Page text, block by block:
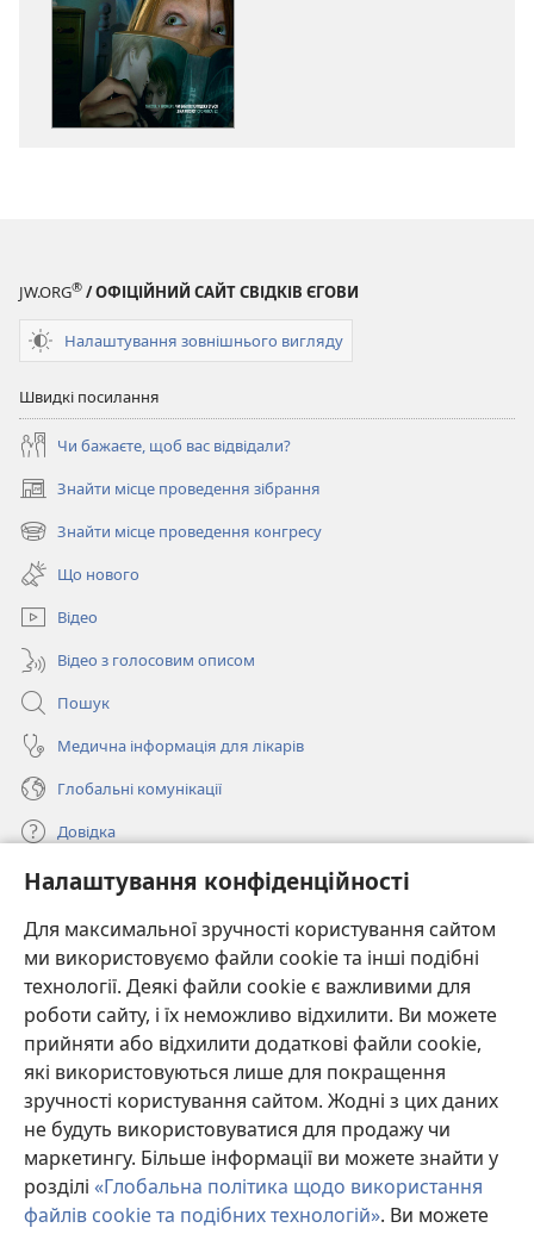
Налаштування конфіденційності
Для максимальної зручності користування сайтом
ми використовуємо файли cookie та інші подібні
технології. Деякі файли cookie є важливими для
роботи сайту, і їх неможливо відхилити. Ви можете
прийняти або відхилити додаткові файли cookie,
які використовуються лише для покращення
зручності користування сайтом. Жодні з цих даних
не будуть використовуватися для продажу чи
маркетингу. Більше інформації ви можете знайти у
розділі «Глобальна політика щодо використання
файлів cookie та подібних технологій». Ви можете
JW.ORG® / ОФІЦІЙНИЙ САЙТ СВІДКІВ ЄГОВИ
Налаштування зовнішнього вигляду
Швидкі посилання
Чи бажаєте, щоб вас відвідали?
Знайти місце проведення зібрання
(відкривається
у
новому
вікні)
Знайти місце проведення конгресу
(відкривається
новому
вікні)
Що нового
Відео
Відео з голосовим описом
Пошук
Медична інформація для лікарів
Глобальні комунікації
Довідка
Пожертви
(відкривається
у
новому
вікні)
ОНЛАЙН-БІБЛІОТЕКА Товариства «Вартова башта»™
(відкривається
у
новому
вікні)
JW Hub ®
(відкривається
у
новомуJW Library
Watchtower Library